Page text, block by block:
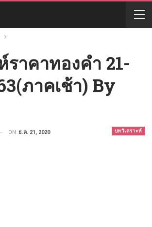
ราคาทองคำ 21-
ภาคเช้า) By
บทวิเคราะห์
ON ธ.ค. 21, 2020